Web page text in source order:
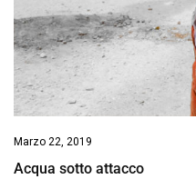
Marzo 22, 2019
Acqua sotto attacco